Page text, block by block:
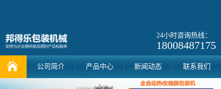
24小时咨询热线：
18008487175
公司简介 产品中心 新闻动态 联系我们